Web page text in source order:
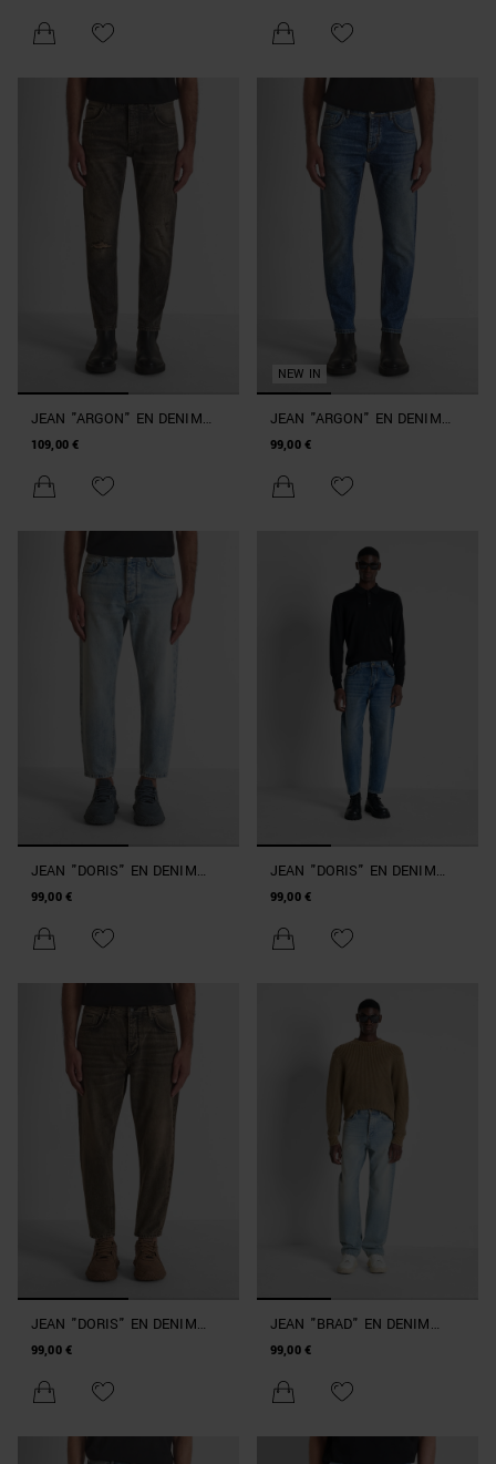
JEAN "ARGON" EN DENIM
NOIR EFFET CHROME SLIM
109,00 €
NEW IN
JEAN "ARGON" EN DENIM
BLEU SLIM FIT À LA
99,00 €
JEAN "DORIS" EN DENIM
BLEU BAGGY FIT À LA
99,00 €
JEAN "DORIS" EN DENIM
BLEU BAGGY FIT À LA
99,00 €
JEAN "DORIS" EN DENIM
NOIR BAGGY FIT À LA
99,00 €
JEAN "BRAD" EN DENIM
BLEU FLARED STRAIGHT FIT
99,00 €